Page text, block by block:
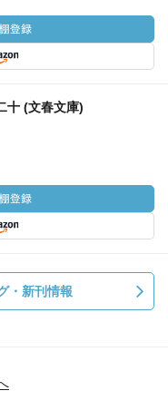
十 (文春文庫)
・新刊情報